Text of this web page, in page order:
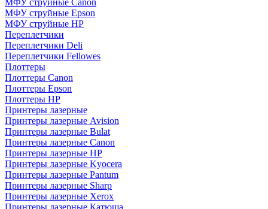
МФУ струйные Canon
МФУ струйные Epson
МФУ струйные HP
Переплетчики
Переплетчики Deli
Переплетчики Fellowes
Плоттеры
Плоттеры Canon
Плоттеры Epson
Плоттеры HP
Принтеры лазерные
Принтеры лазерные Avision
Принтеры лазерные Bulat
Принтеры лазерные Canon
Принтеры лазерные HP
Принтеры лазерные Kyocera
Принтеры лазерные Pantum
Принтеры лазерные Sharp
Принтеры лазерные Xerox
Принтеры лазерные Катюша